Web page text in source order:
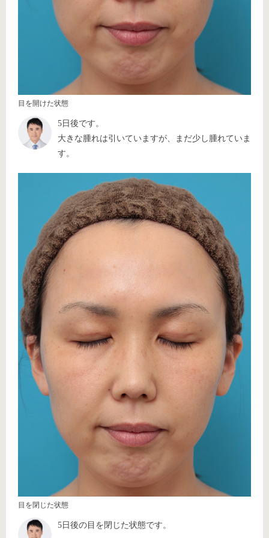
目を開けた状態
5日後です。
大きな腫れは引いていますが、まだ少し腫れていま
す。
目を閉じた状態
5日後の目を閉じた状態です。